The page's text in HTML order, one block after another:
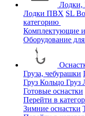
Лодки ПВХ SL
категорию
Комплектующие и
Оборудование
Груза, чебурашки
Груз Кольцо Груз
Готовые оснастки
Перейти в
Зимние оснастки